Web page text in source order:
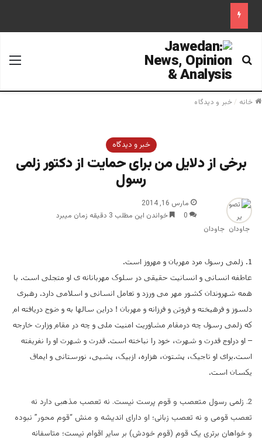
جستجو برای
خانه /خبر و دیدگاه
خبر و دیدگاه
برخی از دلایل من برای حمایت از دکتور زلمی
رسول
جاودان
مارس 16, 2014
0
خواندن این مطلب 3 دقیقه زمان میبرد
1. زلمی رسول مرد مهربان و مهروز است.
عاطفه انسانی و انسانیت حقیقی در سلوک مهربانانه ی او متجلی است. با
همه شهروندان کشور مهر می ورزد و تعامل انسانی و اسلامی دارد. رهبری
دلسوز و فرهیخته و فروتن و فرزانه و مهربان ! دراین سالها به و ضوح دریافته ام
که زلمی رسول چه درمقام مشاوریت امنیت ملی و چه در مقام وزارت خارجه
– او دراوج قدرت و شهرت، خود را نباخته است. قدرت و شهرت او را نفریفته
است.برای او تاجیک، پشتون، هزاره، ازبیک، پشیی، نورستانی و ایماق
یکسان است.
2. زلمی رسول متعصب و قوم پرست نیست. نه تعصب مذهبی دارد نه
تعصب قومی و نه تعصب زبانی؛ او دارای اندیشه و منش “قوم محور” نبوده
و خواهان برتری یک قوم (قوم خودش) بر سایر اقوام نیست؛ متاسفانه